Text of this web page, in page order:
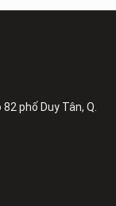
phố Duy Tân, Q.